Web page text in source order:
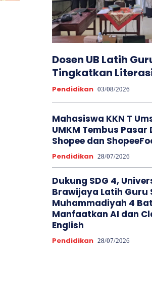
Dosen UB Latih
Tingkatkan
Pendidikan 03/08/2026
Mahasiswa KKN T
UMKM Tembus
Shopee dan
Pendidikan 28/07/2026
Dukung SDG 4,
Brawijaya Latih Guru
Muhammadiyah 4
Manfaatkan AI dan
English
Pendidikan 28/07/2026